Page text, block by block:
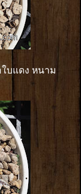
ใบแดง หนาม